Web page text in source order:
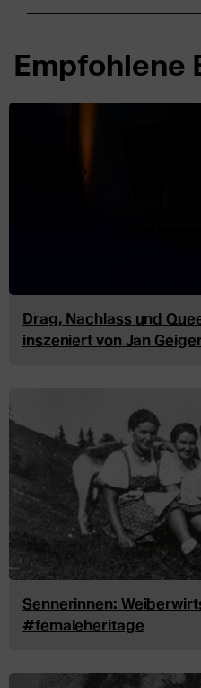
Empfohlene
Drag, Nachlass und
inszeniert von Jan
Sennerinnen:
#femaleheritage